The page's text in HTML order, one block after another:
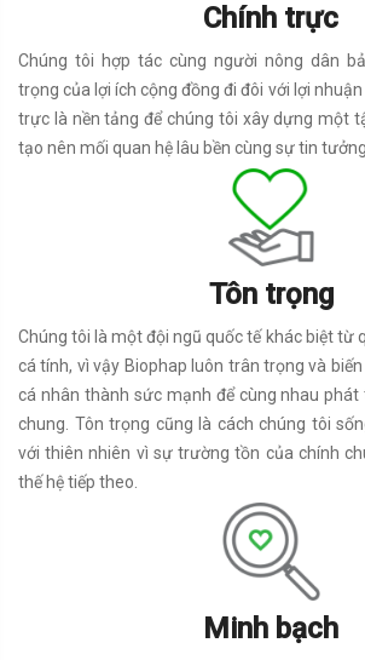
Chính trực
Chúng tôi hợp tác cùng người nông dân
trọng của lợi ích cộng đồng đi đôi với lợi
trực là nền tảng để chúng tôi xây dựng một
tạo nên mối quan hệ lâu bền cùng sự tin
Tôn trọng
Chúng tôi là một đội ngũ quốc tế khác biệt từ
cá tính, vì vậy Biophap luôn trân trọng và
cá nhân thành sức mạnh để cùng nhau
chung. Tôn trọng cũng là cách chúng tôi
với thiên nhiên vì sự trường tồn của chính
thế hệ tiếp theo.
Minh bạch